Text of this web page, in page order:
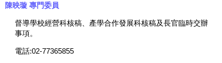
陳映璇 專門委員
督導學校經營科核稿、產學合作發展科核稿及長官臨時交辦
事項。
電話:02-77365855